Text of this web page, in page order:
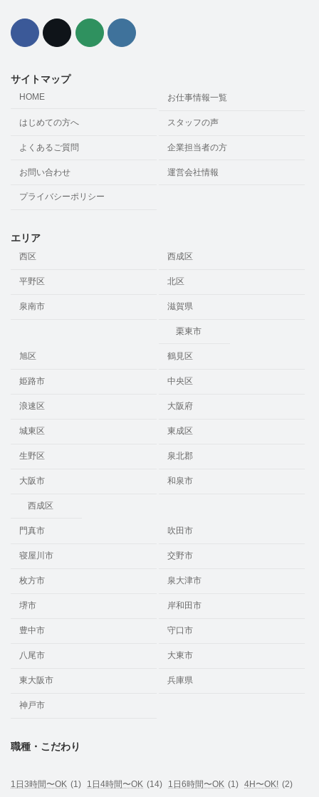
サイトマップ
HOME お仕事情報一覧
はじめての方へ スタッフの声
よくあるご質問 企業担当者の方
お問い合わせ 運営会社情報
プライバシーポリシー
エリア
西区 西成区
平野区 北区
泉南市 滋賀県
栗東市
旭区 鶴見区
姫路市 中央区
浪速区 大阪府
城東区 東成区
生野区 泉北郡
大阪市
西成区
和泉市
門真市 吹田市
寝屋川市 交野市
枚方市 泉大津市
堺市 岸和田市
豊中市 守口市
八尾市 大東市
東大阪市 兵庫県
神戸市
職種・こだわり
1日3時間〜OK (1) 1日4時間〜OK (14) 1日6時間〜OK (1) 4H〜OK! (2)